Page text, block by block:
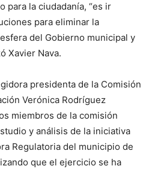
para la ciudadanía, “es ir
para eliminar la
del Gobierno municipal y
Xavier Nava.
presidenta de la Comisión
Verónica Rodríguez
miembros de la comisión
y análisis de la iniciativa
Regulatoria del municipio de
que el ejercicio se ha